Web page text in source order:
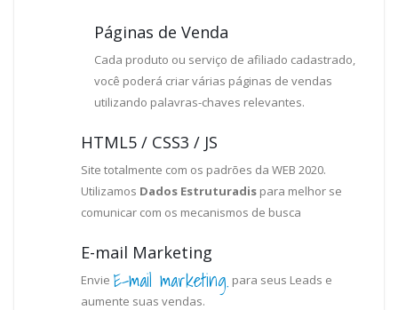
Páginas de Venda
Cada produto ou serviço de afiliado cadastrado,
você poderá criar várias páginas de vendas
utilizando palavras-chaves relevantes.
HTML5 / CSS3 / JS
Site totalmente com os padrões da WEB 2020.
Utilizamos Dados Estruturadis para melhor se
comunicar com os mecanismos de busca
E-mail Marketing
Envie E-mail marketing. para seus Leads e
aumente suas vendas.